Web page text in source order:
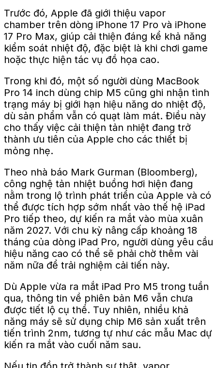
Trước đó, Apple đã giới thiệu vapor
chamber trên dòng iPhone 17 Pro và iPhone
17 Pro Max, giúp cải thiện đáng kể khả năng
kiểm soát nhiệt độ, đặc biệt là khi chơi game
hoặc thực hiện tác vụ đồ họa cao.
Trong khi đó, một số người dùng MacBook
Pro 14 inch dùng chip M5 cũng ghi nhận tình
trạng máy bị giới hạn hiệu năng do nhiệt độ,
dù sản phẩm vẫn có quạt làm mát. Điều này
cho thấy việc cải thiện tản nhiệt đang trở
thành ưu tiên của Apple cho các thiết bị
mỏng nhẹ.
Theo nhà báo Mark Gurman (Bloomberg),
công nghệ tản nhiệt buồng hơi hiện đang
nằm trong lộ trình phát triển của Apple và có
thể được tích hợp sớm nhất vào thế hệ iPad
Pro tiếp theo, dự kiến ra mắt vào mùa xuân
năm 2027. Với chu kỳ nâng cấp khoảng 18
tháng của dòng iPad Pro, người dùng yêu cầu
hiệu năng cao có thể sẽ phải chờ thêm vài
năm nữa để trải nghiệm cải tiến này.
Dù Apple vừa ra mắt iPad Pro M5 trong tuần
qua, thông tin về phiên bản M6 vẫn chưa
được tiết lộ cụ thể. Tuy nhiên, nhiều khả
năng máy sẽ sử dụng chip M6 sản xuất trên
tiến trình 2nm, tương tự như các mẫu Mac dự
kiến ra mắt vào cuối năm sau.